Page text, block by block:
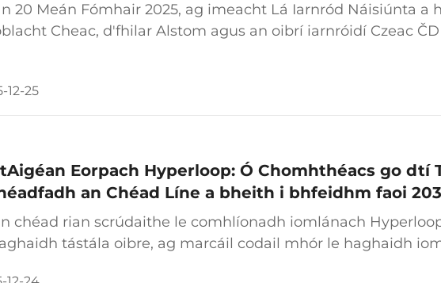
20 Meán Fómhair 2025, ag imeacht Lá Iarnród Náisiúnta a
Cheac, d'fhilar Alstom agus an oibrí iarnróidí Czeac
sa gcomhoibriú le débút oifigiúil an Traxx Universal
12-25
Eorpach Hyperloop: Ó Chomhthéacs go dtí
an Chéad Líne a bheith i bhfeidhm faoi
chéad rian scrúdaithe le comhlíonadh iomlánach
tástála oibre, ag marcáil codail mhór le haghaidh
an-fhasta. Forbartha ag foireann taighde